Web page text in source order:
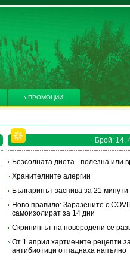
ПРОМОЦИИ
Брой: 14,
Безсолната диета –полезна или
Хранителните алергии
Българинът заспива за 21 минути
Ново правило: Заразените с
самоизолират за 14 дни
Скринингът на новородени се
От 1 април хартиените рецепти
антибиотици отпаднаха напълно